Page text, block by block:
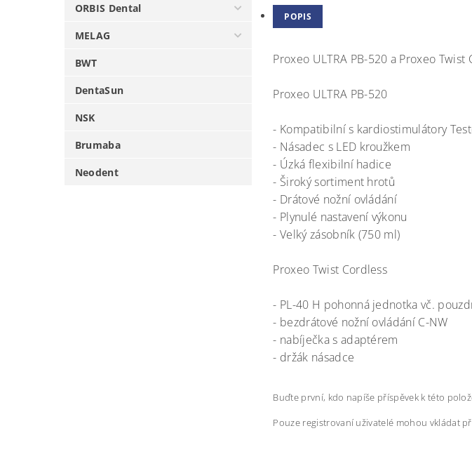
ORBIS Dental
MELAG
BWT
DentaSun
NSK
Brumaba
Neodent
POPIS
Proxeo ULTRA PB-520 a Proxeo Twist
Proxeo ULTRA PB-520
- Kompatibilní s kardiostimulátory
- Násadec s LED kroužkem
- Úzká flexibilní hadice
- Široký sortiment hrotů
- Drátové nožní ovládání
- Plynulé nastavení výkonu
- Velký zásobník (750 ml)
Proxeo Twist Cordless
- PL-40 H pohonná jednotka vč.
- bezdrátové nožní ovládání C-NW
- nabíječka s adaptérem
- držák násadce
Buďte první, kdo napíše příspěvek k této
Pouze registrovaní uživatelé mohou vkládat